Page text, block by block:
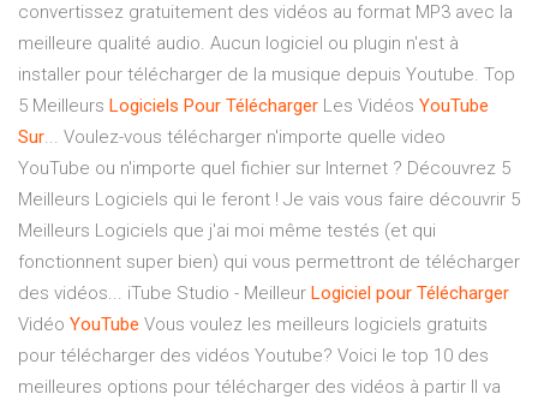
convertissez gratuitement des vidéos au format MP3 avec la
meilleure qualité audio. Aucun logiciel ou plugin n'est à
installer pour télécharger de la musique depuis Youtube. Top
5 Meilleurs Logiciels Pour Télécharger Les Vidéos YouTube
Sur... Voulez-vous télécharger n'importe quelle video
YouTube ou n'importe quel fichier sur Internet ? Découvrez 5
Meilleurs Logiciels qui le feront ! Je vais vous faire découvrir 5
Meilleurs Logiciels que j'ai moi même testés (et qui
fonctionnent super bien) qui vous permettront de télécharger
des vidéos... iTube Studio - Meilleur Logiciel pour Télécharger
Vidéo YouTube Vous voulez les meilleurs logiciels gratuits
pour télécharger des vidéos Youtube? Voici le top 10 des
meilleures options pour télécharger des vidéos à partir Il va